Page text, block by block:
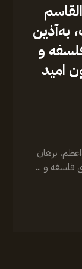
به‌آذین
و
امید
برهان
فلسفه و ...